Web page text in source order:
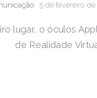
5 de fevereiro de
lugar, o óculos
de Realidade